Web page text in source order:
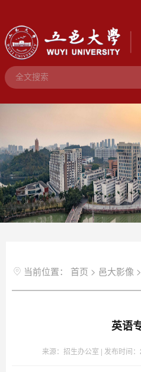
当前位置： 首页 > 邑大影像 >
英语
来源：招生办公室 | 发布时间